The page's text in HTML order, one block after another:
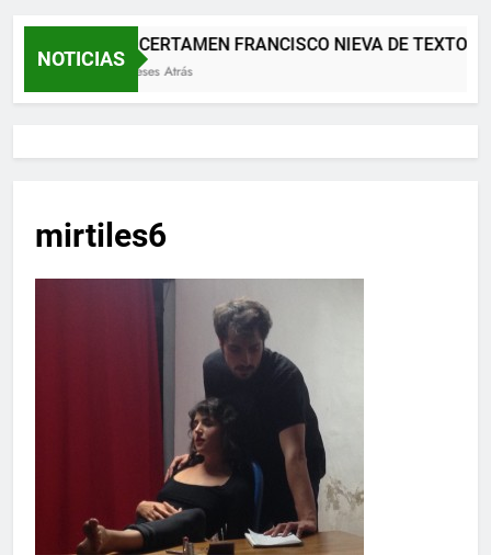
NOTICIAS
XII CERTAMEN FRANCISCO NIEVA DE TEXTOS
2 Meses Atrás
mirtiles6